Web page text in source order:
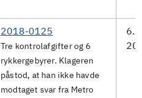
2018-0125
Tre kontrolafgifter og 6
rykkergebyrer. Klageren
påstod, at han ikke havde
modtaget svar fra Metro
6.